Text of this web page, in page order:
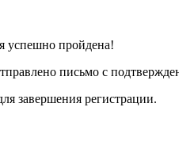
успешно пройдена!
письмо с
завершения регистрации.